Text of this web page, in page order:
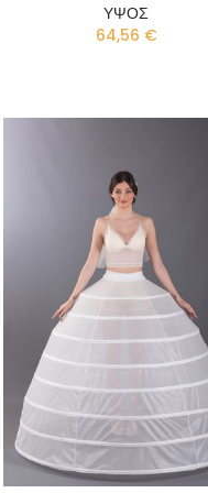
ΥΨΟΣ
64,56 €